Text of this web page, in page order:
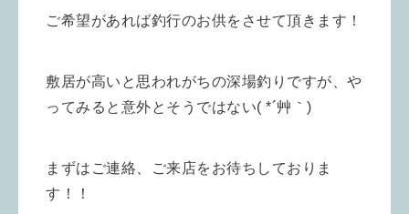
ご希望があれば釣行のお供をさせて頂きます！
敷居が高いと思われがちの深場釣りですが、や
ってみると意外とそうではない( *´艸｀)
まずはご連絡、ご来店をお待ちしておりま
す！！